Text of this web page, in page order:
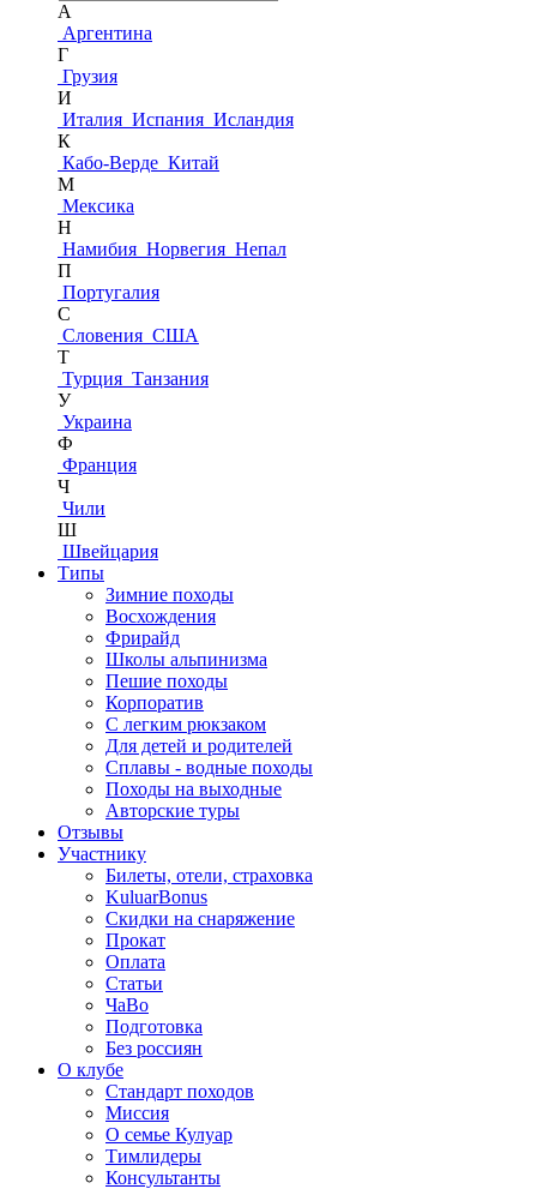
А
Аргентина
Г
Грузия
И
Италия Испания Исландия
К
Кабо-Верде Китай
М
Мексика
Н
Намибия Норвегия Непал
П
Португалия
С
Словения США
Т
Турция Танзания
У
Украина
Ф
Франция
Ч
Чили
Ш
Швейцария
Типы
Зимние походы
Восхождения
Фрирайд
Школы альпинизма
Пешие походы
Корпоратив
С легким рюкзаком
Для детей и родителей
Сплавы - водные походы
Походы на выходные
Авторские туры
Отзывы
Участнику
Билеты, отели, страховка
KuluarBonus
Скидки на снаряжение
Прокат
Оплата
Статьи
ЧаВо
Подготовка
Без россиян
О клубе
Стандарт походов
Миссия
О семье Кулуар
Тимлидеры
Консультанты